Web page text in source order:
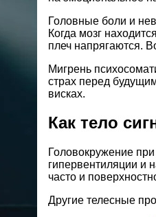
Головные боли и
Когда мозг
плеч напрягаются.
Мигрень
страх перед
висках.
Как тело
Головокружение при
гипервентиляции и
часто и
Другие телесные